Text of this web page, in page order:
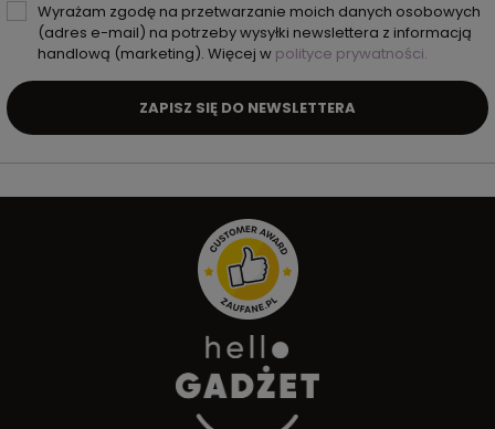
Wyrażam zgodę na przetwarzanie moich danych osobowych
(adres e-mail) na potrzeby wysyłki newslettera z informacją
handlową (marketing). Więcej w polityce prywatności.
ZAPISZ SIĘ DO NEWSLETTERA